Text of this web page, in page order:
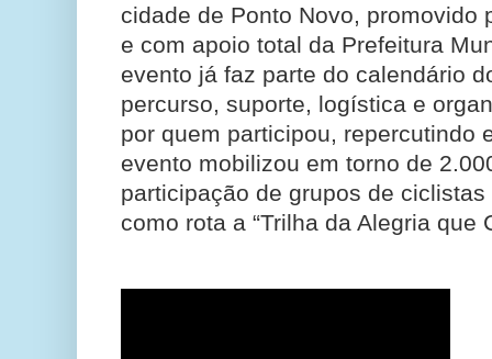
cidade de Ponto Novo, promovido
e com apoio total da Prefeitura
evento já faz parte do calendário
percurso, suporte, logística e
por quem participou, repercutindo
evento mobilizou em torno de
participação de grupos de
como rota a “Trilha da Alegria que